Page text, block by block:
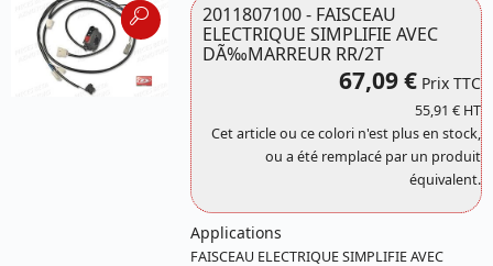
2011807100 - FAISCEAU
ELECTRIQUE SIMPLIFIE AVEC
DÃ‰MARREUR RR/2T
67,09 €Prix TTC
55,91 € HT
Cet article ou ce colori n'est plus en stock,
ou a été remplacé par un produit
équivalent.
Applications
FAISCEAU ELECTRIQUE SIMPLIFIE AVEC